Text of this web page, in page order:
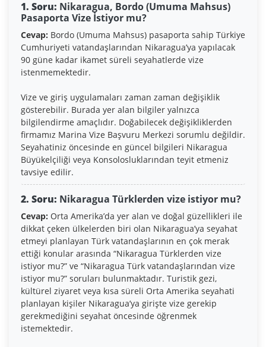
1. Soru: Nikaragua, Bordo (Umuma Mahsus)
Pasaporta Vize İstiyor mu?
Cevap: Bordo (Umuma Mahsus) pasaporta sahip Türkiye
Cumhuriyeti vatandaşlarından Nikaragua’ya yapılacak
90 güne kadar ikamet süreli seyahatlerde vize
istenmemektedir.
Vize ve giriş uygulamaları zaman zaman değişiklik
gösterebilir. Burada yer alan bilgiler yalnızca
bilgilendirme amaçlıdır. Doğabilecek değişikliklerden
firmamız Marina Vize Başvuru Merkezi sorumlu değildir.
Seyahatiniz öncesinde en güncel bilgileri Nikaragua
Büyükelçiliği veya Konsolosluklarından teyit etmeniz
tavsiye edilir.
2. Soru: Nikaragua Türklerden vize istiyor mu?
Cevap: Orta Amerika’da yer alan ve doğal güzellikleri ile
dikkat çeken ülkelerden biri olan Nikaragua’ya seyahat
etmeyi planlayan Türk vatandaşlarının en çok merak
ettiği konular arasında “Nikaragua Türklerden vize
istiyor mu?” ve “Nikaragua Türk vatandaşlarından vize
istiyor mu?” soruları bulunmaktadır. Turistik gezi,
kültürel ziyaret veya kısa süreli Orta Amerika seyahati
planlayan kişiler Nikaragua’ya girişte vize gerekip
gerekmediğini seyahat öncesinde öğrenmek
istemektedir.